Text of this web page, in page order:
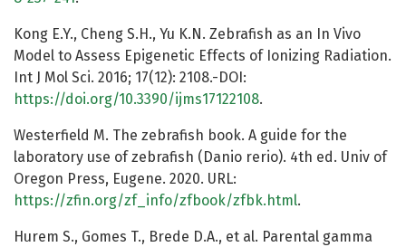
Kong E.Y., Cheng S.H., Yu K.N. Zebrafish as an In Vivo
Model to Assess Epigenetic Effects of Ionizing Radiation.
Int J Mol Sci. 2016; 17(12): 2108.-DOI:
https://doi.org/10.3390/ijms17122108.
Westerfield M. The zebrafish book. A guide for the
laboratory use of zebrafish (Danio rerio). 4th ed. Univ of
Oregon Press, Eugene. 2020. URL:
https://zfin.org/zf_info/zfbook/zfbk.html.
Hurem S., Gomes T., Brede D.A., et al. Parental gamma